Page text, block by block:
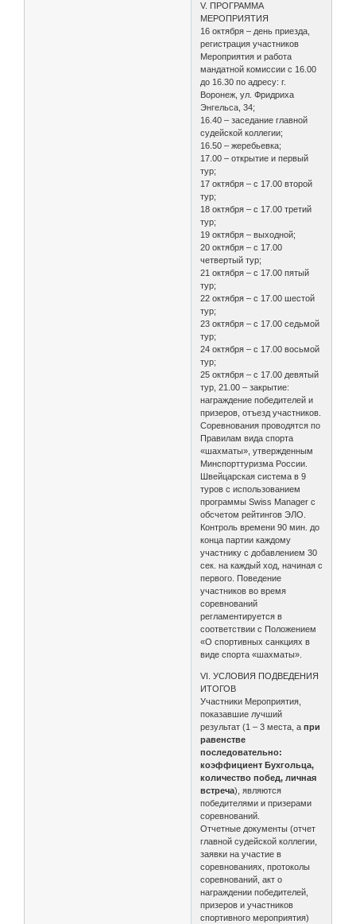
V. ПРОГРАММА
МЕРОПРИЯТИЯ
16 октября – день приезда,
регистрация участников
Мероприятия и работа
мандатной комиссии с 16.00
до 16.30 по адресу: г.
Воронеж, ул. Фридриха
Энгельса, 34;
16.40 – заседание главной
судейской коллегии;
16.50 – жеребьевка;
17.00 – открытие и первый
тур;
17 октября – с 17.00 второй
тур;
18 октября – с 17.00 третий
тур;
19 октября – выходной;
20 октября – с 17.00
четвертый тур;
21 октября – с 17.00 пятый
тур;
22 октября – с 17.00 шестой
тур;
23 октября – с 17.00 седьмой
тур;
24 октября – с 17.00 восьмой
тур;
25 октября – с 17.00 девятый
тур, 21.00 – закрытие:
награждение победителей и
призеров, отъезд участников.
Соревнования проводятся по
Правилам вида спорта
«шахматы», утвержденным
Минспорттуризма России.
Швейцарская система в 9
туров с использованием
программы Swiss Manager с
обсчетом рейтингов ЭЛО.
Контроль времени 90 мин. до
конца партии каждому
участнику с добавлением 30
сек. на каждый ход, начиная с
первого. Поведение
участников во время
соревнований
регламентируется в
соответствии с Положением
«О спортивных санкциях в
виде спорта «шахматы».
VI. УСЛОВИЯ ПОДВЕДЕНИЯ
ИТОГОВ
Участники Мероприятия,
показавшие лучший
результат (1 – 3 места, апри
равенстве
последовательно:
коэффициент Бухгольца,
количество побед, личная
встреча), являются
победителями и призерами
соревнований.
Отчетные документы (отчет
главной судейской коллегии,
заявки на участие в
соревнованиях, протоколы
соревнований, акт о
награждении победителей,
призеров и участников
спортивного мероприятия)